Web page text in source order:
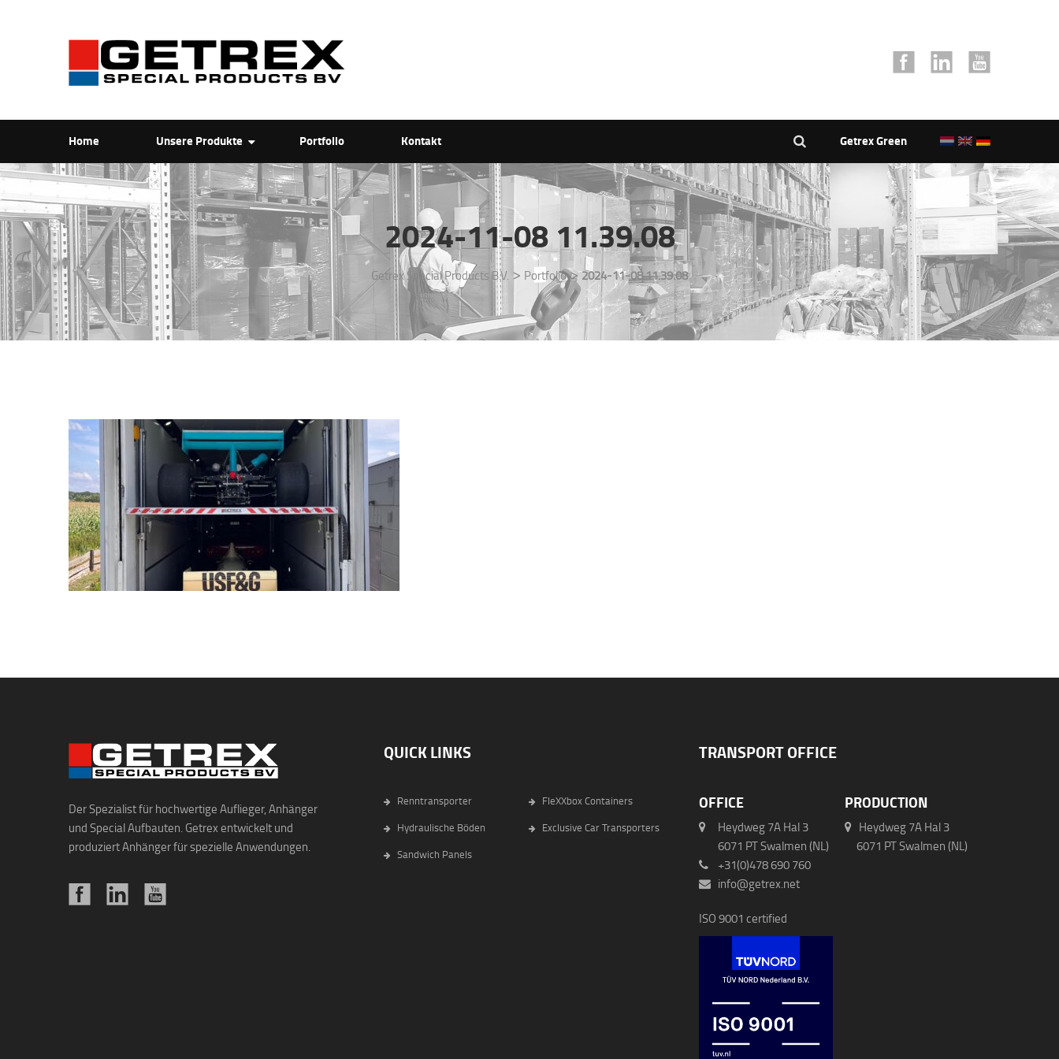
Home Unsere Produkte Portfolio Kontakt Getrex Green
2024-11-08 11.39.08
Getrex Special Products B.V. > Portfolio>2024-11-08 11.39.08
Der Spezialist für hochwertige Auflieger, Anhänger
und Special Aufbauten. Getrex entwickelt und
produziert Anhänger für spezielle Anwendungen.
QUICK LINKS
Renntransporter
FleXXbox Containers
Hydraulische Böden
Exclusive Car Transporters
Sandwich Panels
TRANSPORT OFFICE
OFFICE
Heydweg 7A Hal 3
6071 PT Swalmen (NL)
+31(0)478 690 760
info@getrex.net
PRODUCTION
Heydweg 7A Hal 3
6071 PT Swalmen (NL)
ISO 9001 certified